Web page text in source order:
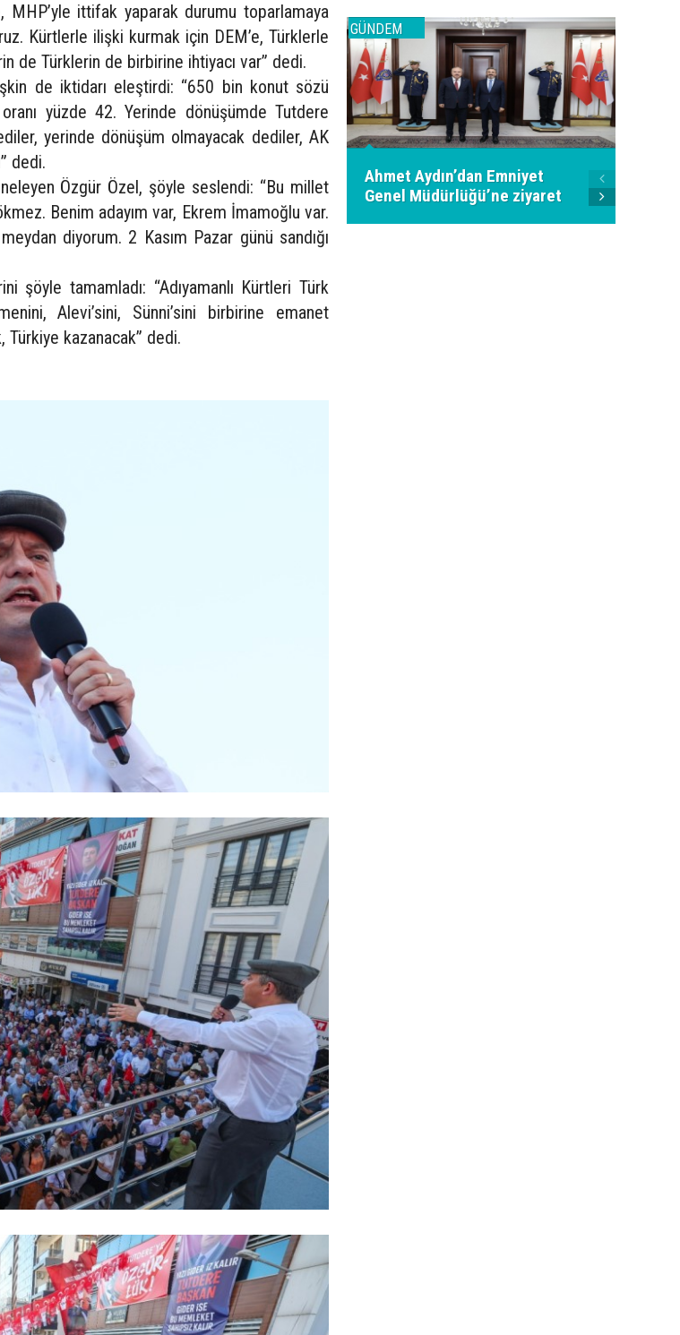
MHP’yle ittifak yaparak durumu toparlamaya
Kürtlerle ilişki kurmak için DEM’e, Türklerle
de Türklerin de birbirine ihtiyacı var” dedi.
de iktidarı eleştirdi: “650 bin konut sözü
yüzde 42. Yerinde dönüşümde Tutdere
yerinde dönüşüm olmayacak dediler, AK
dedi.
Özgür Özel, şöyle seslendi: “Bu millet
Benim adayım var, Ekrem İmamoğlu var.
diyorum. 2 Kasım Pazar günü sandığı
şöyle tamamladı: “Adıyamanlı Kürtleri Türk
Alevi’sini, Sünni’sini birbirine emanet
Türkiye kazanacak” dedi.
GÜNDEM
Ahmet Aydın’dan Emniyet
Genel Müdürlüğü’ne ziyaret